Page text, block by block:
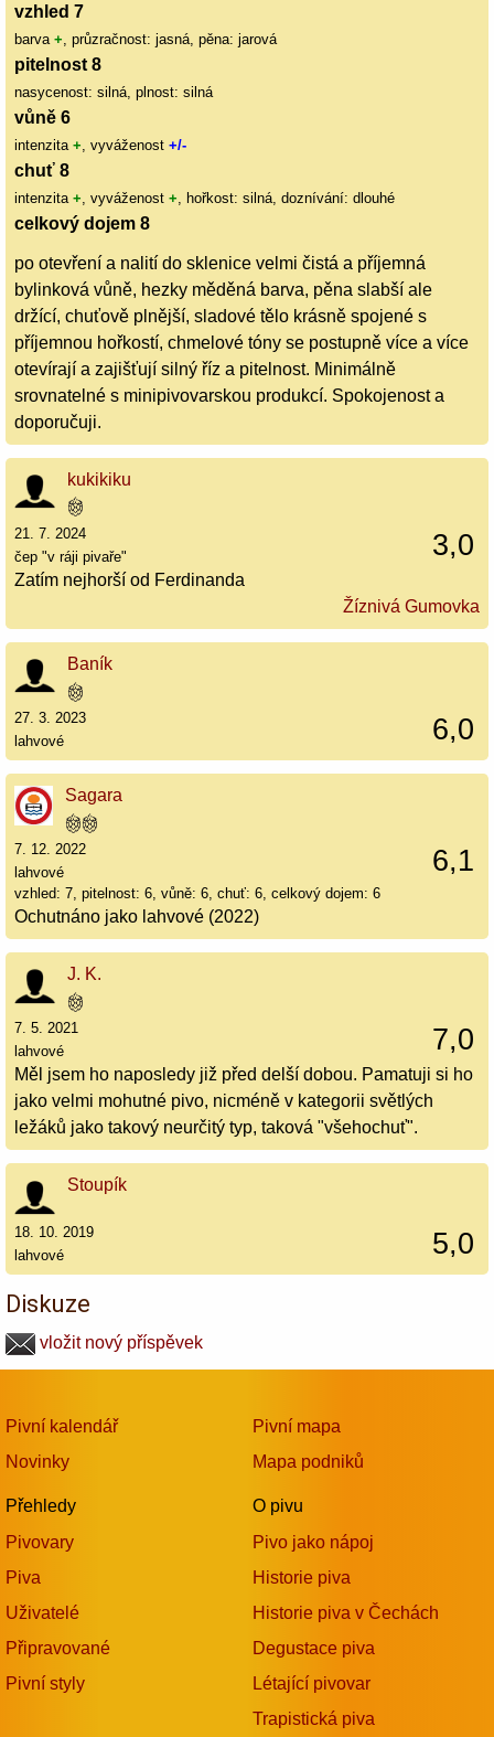
vzhled 7
barva + , průzračnost: jasná, pěna: jarová
pitelnost 8
nasycenost: silná, plnost: silná
vůně 6
intenzita + , vyváženost +/-
chuť 8
intenzita + , vyváženost + , hořkost: silná, doznívání: dlouhé
celkový dojem 8
po otevření a nalití do sklenice velmi čistá a příjemná
bylinková vůně, hezky měděná barva, pěna slabší ale
držící, chuťově plnější, sladové tělo krásně spojené s
příjemnou hořkostí, chmelové tóny se postupně více a více
otevírají a zajišťují silný říz a pitelnost. Minimálně
srovnatelné s minipivovarskou produkcí. Spokojenost a
doporučuji.
kukikiku
3,0
21. 7. 2024
čep "v ráji pivaře"
Zatím nejhorší od Ferdinanda
Žíznivá Gumovka
Baník
6,0
27. 3. 2023
lahvové
Sagara
6,1
7. 12. 2022
lahvové
vzhled: 7, pitelnost: 6, vůně: 6, chuť: 6, celkový dojem: 6
Ochutnáno jako lahvové (2022)
J. K.
7,0
7. 5. 2021
lahvové
Měl jsem ho naposledy již před delší dobou. Pamatuji si ho
jako velmi mohutné pivo, nicméně v kategorii světlých
ležáků jako takový neurčitý typ, taková "všehochuť".
Stoupík
5,0
18. 10. 2019
lahvové
Diskuze
vložit nový příspěvek
Pivní kalendář
Novinky
Přehledy
Pivovary
Piva
Uživatelé
Připravované
Pivní styly
Pivní mapa
Mapa podniků
O pivu
Pivo jako nápoj
Historie piva
Historie piva v Čechách
Degustace piva
Létající pivovar
Trapistická piva